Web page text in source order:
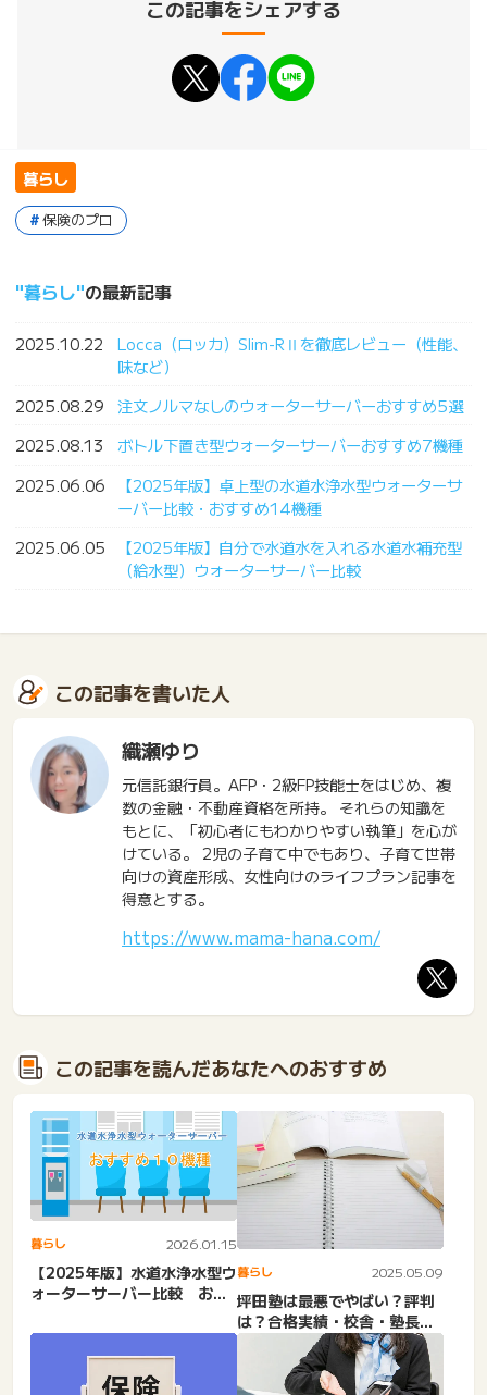
この記事をシェアする
暮らし
保険のプロ
暮らし の最新記事
2025.10.22
Locca（ロッカ）Slim-RⅡを徹底レビュー（性能、
味など）
2025.08.29
注文ノルマなしのウォーターサーバーおすすめ5選
2025.08.13
ボトル下置き型ウォーターサーバーおすすめ7機種
2025.06.06
【2025年版】卓上型の水道水浄水型ウォーターサ
ーバー比較・おすすめ14機種
2025.06.05
【2025年版】自分で水道水を入れる水道水補充型
（給水型）ウォーターサーバー比較
この記事を書いた人
織瀬ゆり
元信託銀行員。AFP・2級FP技能士をはじめ、複
数の金融・不動産資格を所持。 それらの知識を
もとに、「初心者にもわかりやすい執筆」を心が
けている。 2児の子育て中でもあり、子育て世帯
向けの資産形成、女性向けのライフプラン記事を
得意とする。
https://www.mama-hana.com/
この記事を読んだあなたへのおすすめ
暮らし 2026.01.15
【2025年版】水道水浄水型ウ
ォーターサーバー比較 おす
暮らし 2025.05.09
坪田塾は最悪でやばい？評判
は？合格実績・校舎・塾長・
口コミ・オンライン・大学